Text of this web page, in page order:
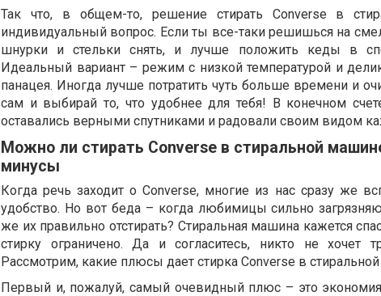
Так что, в общем-то, решение стирать Converse в
индивидуальный вопрос. Если ты все-таки решишься на
шнурки и стельки снять, и лучше положить кеды в
Идеальный вариант – режим с низкой температурой и
панацея. Иногда лучше потратить чуть больше времени и
сам и выбирай то, что удобнее для тебя! В конечном
оставались верными спутниками и радовали своим видом
Можно ли стирать Converse в стиральной
минусы
Когда речь заходит о Converse, многие из нас сразу же
удобство. Но вот беда – когда любимицы сильно
же их правильно отстирать? Стиральная машина кажется
стирку ограничено. Да и согласитесь, никто не хочет
Рассмотрим, какие плюсы дает стирка Converse в
Первый и, пожалуй, самый очевидный плюс – это